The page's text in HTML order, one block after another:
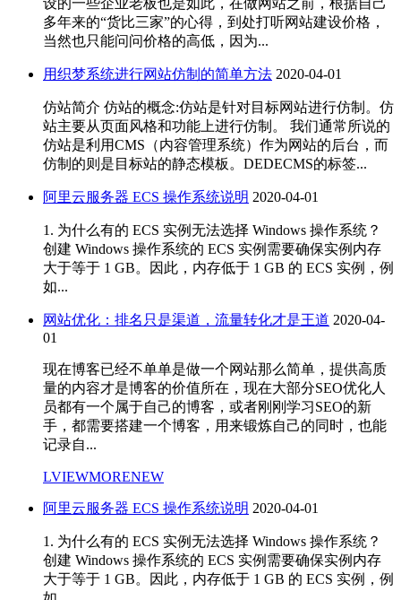
设的一些企业老板也是如此，在做网站之前，根据自己
多年来的“货比三家”的心得，到处打听网站建设价格，
当然也只能问问价格的高低，因为...
用织梦系统进行网站仿制的简单方法 2020-04-01
仿站简介 仿站的概念:仿站是针对目标网站进行仿制。仿
站主要从页面风格和功能上进行仿制。 我们通常所说的
仿站是利用CMS（内容管理系统）作为网站的后台，而
仿制的则是目标站的静态模板。DEDECMS的标签...
阿里云服务器 ECS 操作系统说明 2020-04-01
1. 为什么有的 ECS 实例无法选择 Windows 操作系统？
创建 Windows 操作系统的 ECS 实例需要确保实例内存
大于等于 1 GB。因此，内存低于 1 GB 的 ECS 实例，例
如...
网站优化：排名只是渠道，流量转化才是王道 2020-04-
01
现在博客已经不单单是做一个网站那么简单，提供高质
量的内容才是博客的价值所在，现在大部分SEO优化人
员都有一个属于自己的博客，或者刚刚学习SEO的新
手，都需要搭建一个博客，用来锻炼自己的同时，也能
记录自...
LVIEWMORENEW
阿里云服务器 ECS 操作系统说明 2020-04-01
1. 为什么有的 ECS 实例无法选择 Windows 操作系统？
创建 Windows 操作系统的 ECS 实例需要确保实例内存
大于等于 1 GB。因此，内存低于 1 GB 的 ECS 实例，例